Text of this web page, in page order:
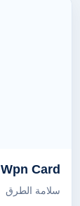
Wpn Card
سلامة الطرق